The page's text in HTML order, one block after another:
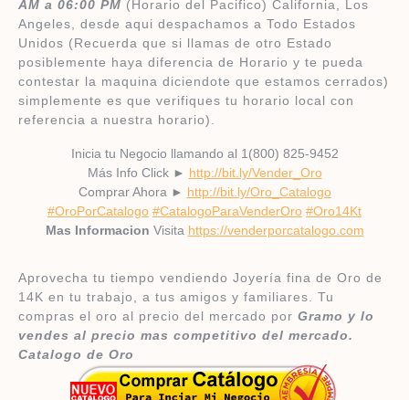
AM a 06:00 PM (Horario del Pacifico) California, Los
Angeles, desde aqui despachamos a Todo Estados
Unidos (Recuerda que si llamas de otro Estado
posiblemente haya diferencia de Horario y te pueda
contestar la maquina diciendote que estamos cerrados)
simplemente es que verifiques tu horario local con
referencia a nuestra horario).
Inicia tu Negocio llamando al 1(800) 825-9452
Más Info Click ► http://bit.ly/Vender_Oro
Comprar Ahora ► http://bit.ly/Oro_Catalogo
#OroPorCatalogo #CatalogoParaVenderOro #Oro14Kt
Mas Informacion Visita https://venderporcatalogo.com
Aprovecha tu tiempo vendiendo Joyería fina de Oro de
14K en tu trabajo, a tus amigos y familiares. Tu
compras el oro al precio del mercado por Gramo y lo
vendes al precio mas competitivo del mercado. ​
Catalogo de Oro